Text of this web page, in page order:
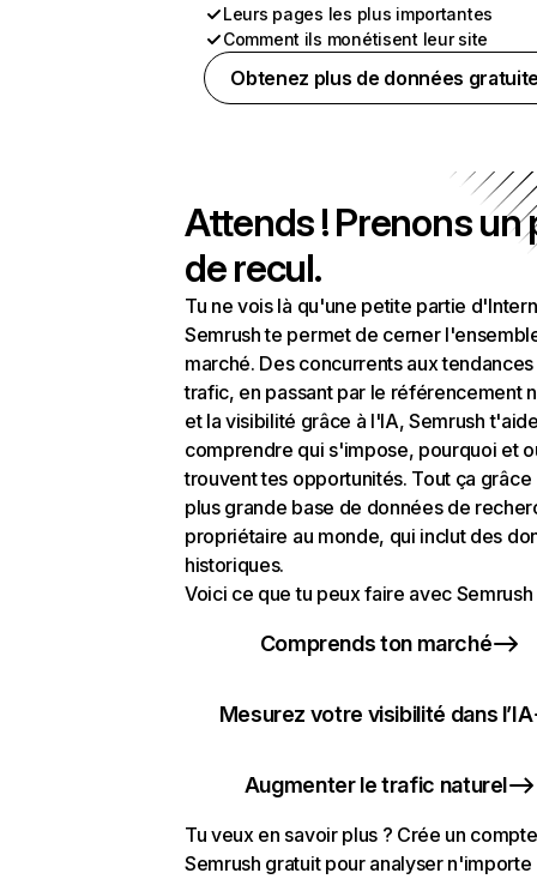
Leurs pages les plus importantes
Comment ils monétisent leur site
Obtenez plus de données
Attends ! Prenons un
de recul.
Tu ne vois là qu'une petite partie
Semrush te permet de cerner
marché. Des concurrents aux
trafic, en passant par le référencement
et la visibilité grâce à l'IA, Semrush
comprendre qui s'impose, pourquoi et
trouvent tes opportunités. Tout ça grâce
plus grande base de données de
propriétaire au monde, qui inclut des
historiques.
Voici ce que tu peux faire avec Semrush
Comprends ton marché
Mesurez votre visibilité dans l’IA
Augmenter le trafic naturel
Tu veux en savoir plus ? Crée un compte
Semrush gratuit pour analyser n'importe